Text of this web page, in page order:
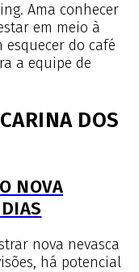
Ama conhecer
em meio à
esquecer do café
a equipe de
DOS
NOVA
nova nevasca
há potencial